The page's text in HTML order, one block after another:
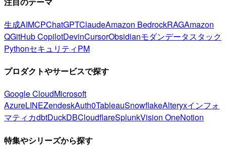
生成AIMCPChatGPTClaudeAmazon BedrockRAGAmazon
QGitHub CopilotDevinCursorObsidianモダンデータスタック
PythonセキュリティPM
プロダクトやサービスで探す
Google CloudMicrosoft
AzureLINEZendeskAuth0TableauSnowflakeAlteryxインフォ
マティカdbtDuckDBCloudflareSplunkVision OneNotion
特集やシリーズから探す